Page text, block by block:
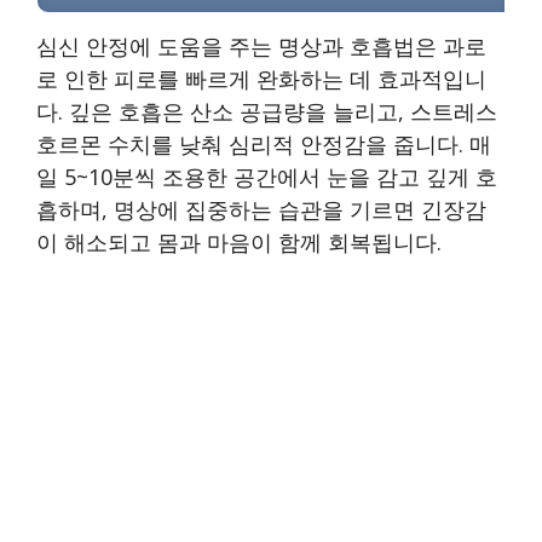
심신 안정에 도움을 주는 명상과 호흡법은 과로
로 인한 피로를 빠르게 완화하는 데 효과적입니
다. 깊은 호흡은 산소 공급량을 늘리고, 스트레스
호르몬 수치를 낮춰 심리적 안정감을 줍니다. 매
일 5~10분씩 조용한 공간에서 눈을 감고 깊게 호
흡하며, 명상에 집중하는 습관을 기르면 긴장감
이 해소되고 몸과 마음이 함께 회복됩니다.